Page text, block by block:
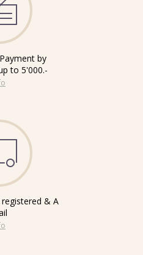
by
to 5'000.-
& A